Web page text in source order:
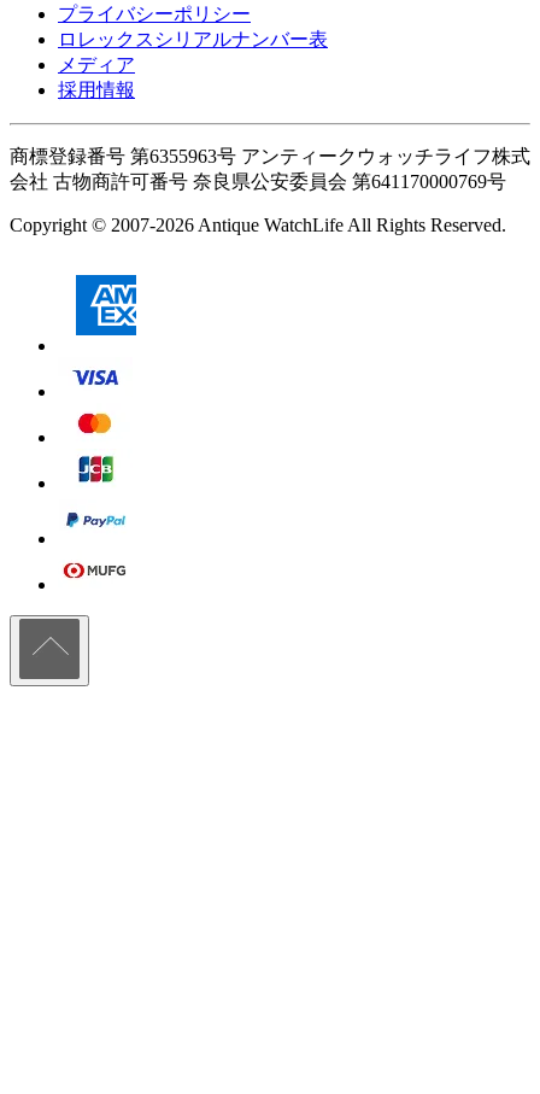
プライバシーポリシー
ロレックスシリアルナンバー表
メディア
採用情報
商標登録番号 第6355963号 アンティークウォッチライフ株式
会社 古物商許可番号 奈良県公安委員会 第641170000769号
Copyright © 2007-2026 Antique WatchLife All Rights Reserved.